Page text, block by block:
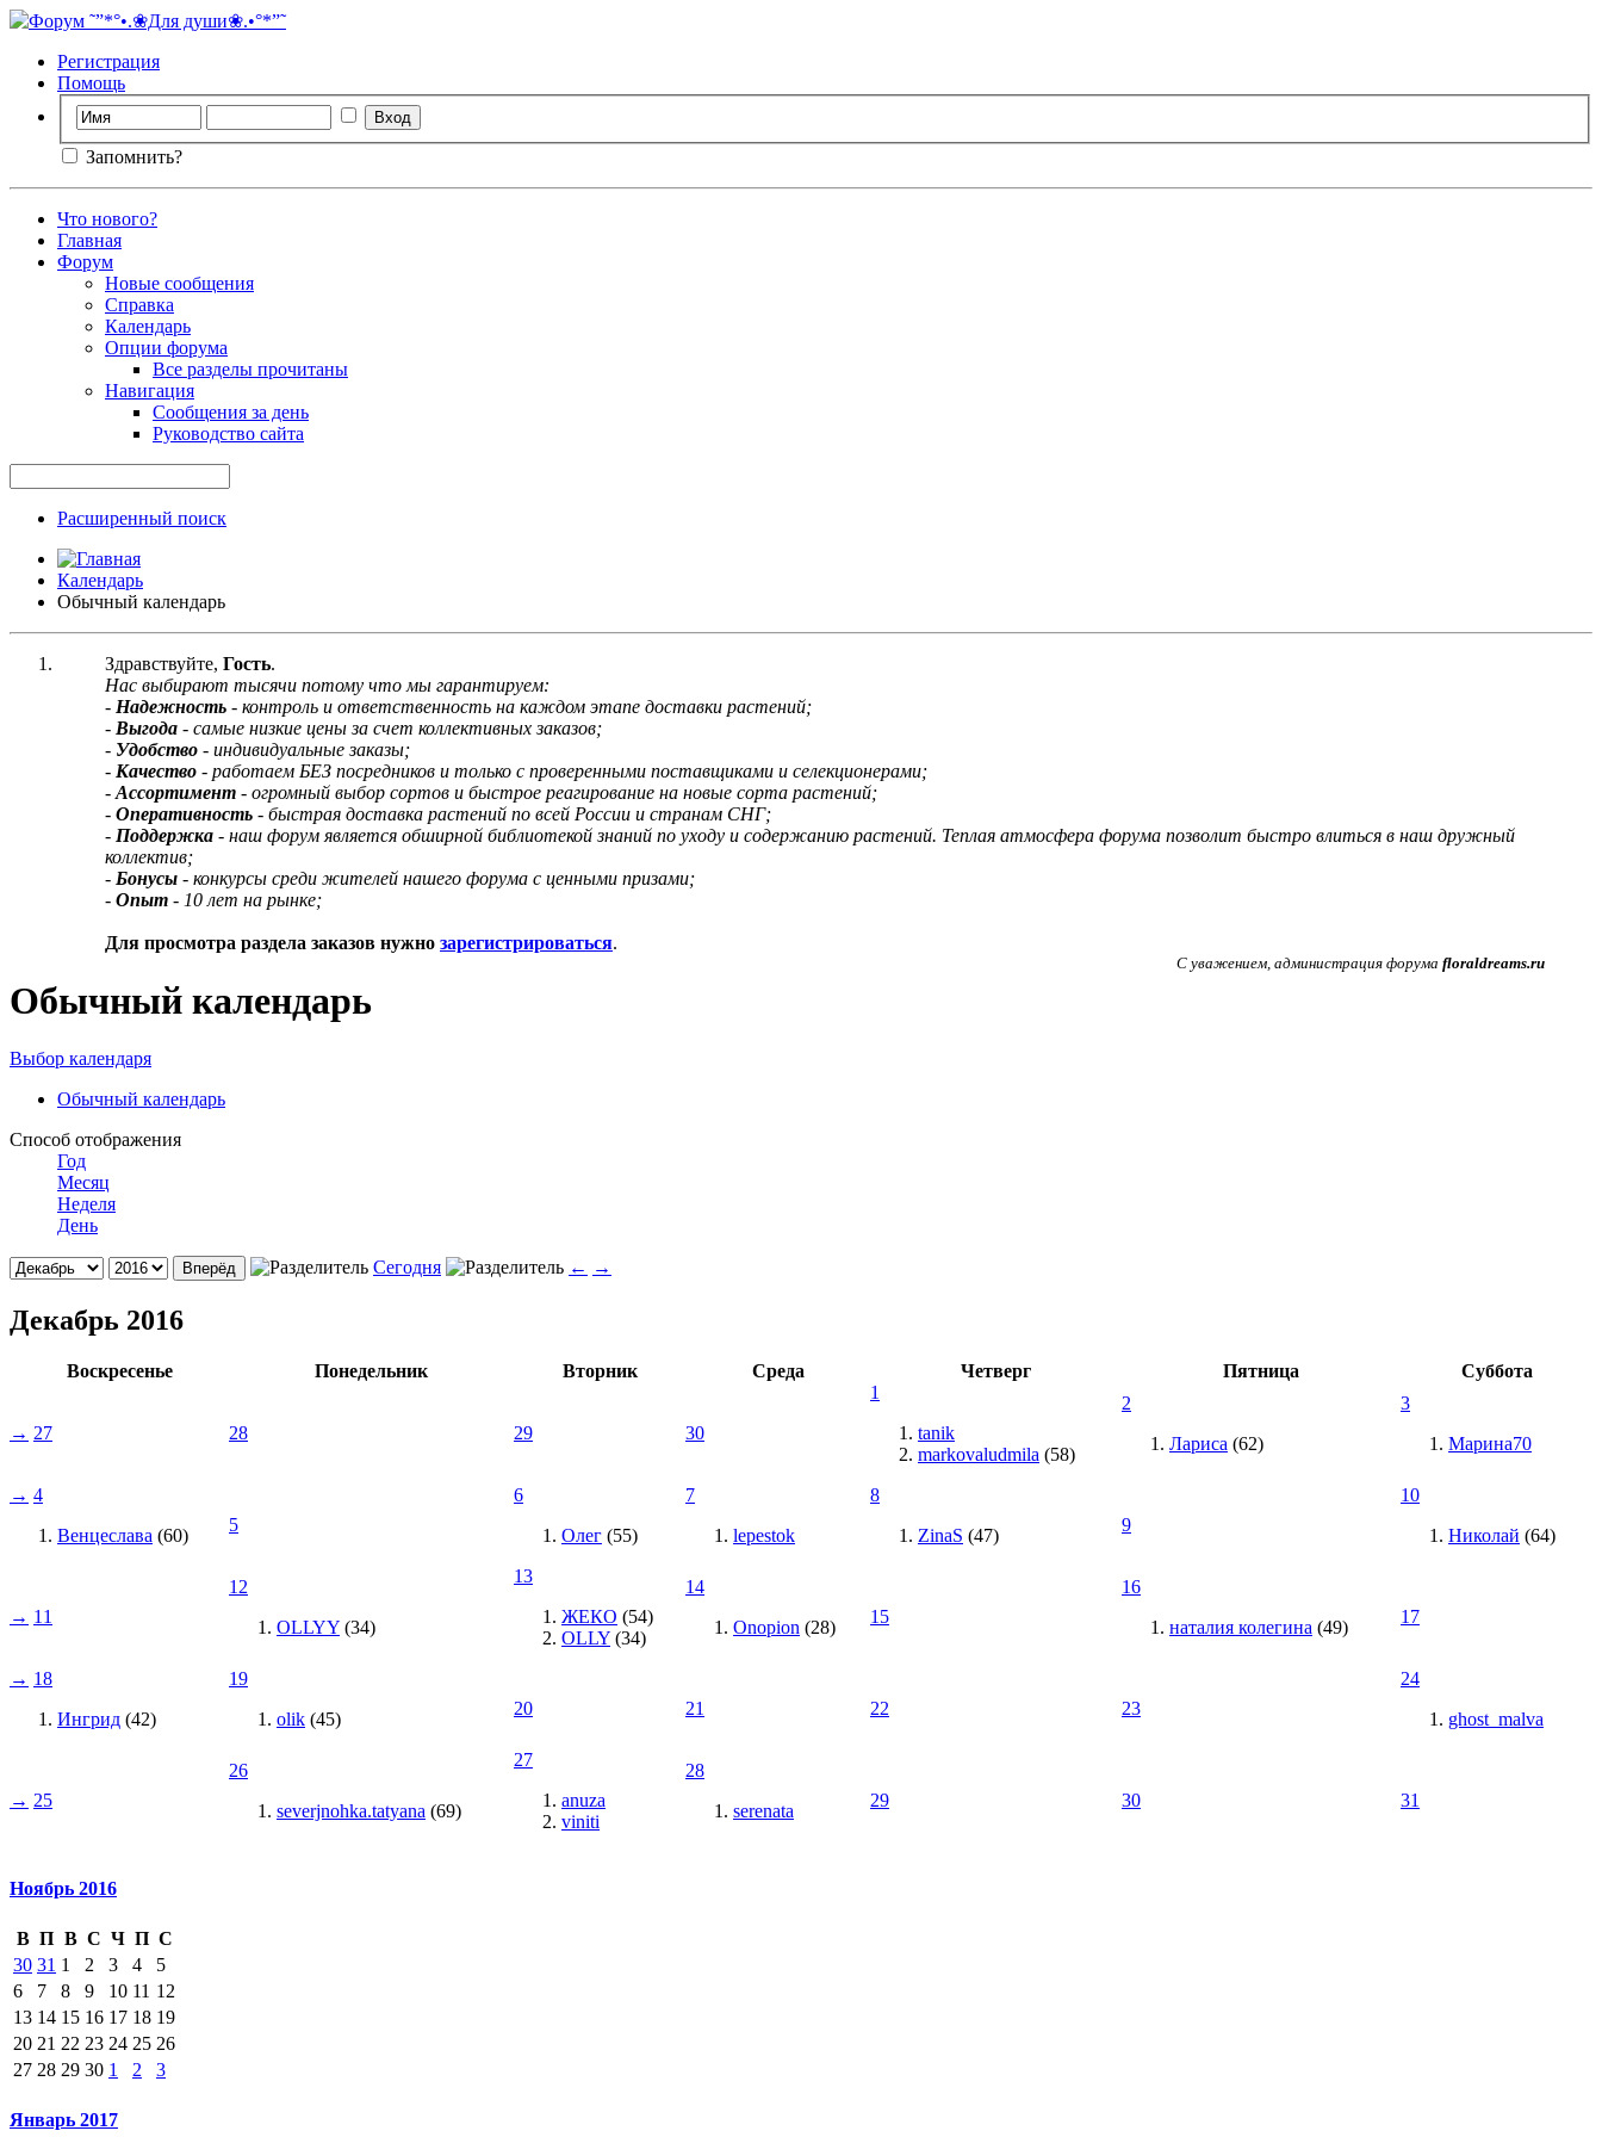
Регистрация
Помощь
Запомнить?
Что нового?
Главная
Форум
Новые сообщения
Справка
Календарь
Опции форума
Все разделы прочитаны
Навигация
Сообщения за день
Руководство сайта
Расширенный поиск
Календарь
Обычный календарь
Здравствуйте, Гость.
Нас выбирают тысячи потому что мы гарантируем:
- Надежность - контроль и ответственность на каждом этапе доставки растений;
- Выгода - самые низкие цены за счет коллективных заказов;
- Удобство - индивидуальные заказы;
- Качество - работаем БЕЗ посредников и только с проверенными поставщиками и селекционерами;
- Ассортимент - огромный выбор сортов и быстрое реагирование на новые сорта растений;
- Оперативность - быстрая доставка растений по всей России и странам СНГ;
- Поддержка - наш форум является обширной библиотекой знаний по уходу и содержанию растений. Теплая атмосфера форума позволит быстро влиться в наш дружный
коллектив;
- Бонусы - конкурсы среди жителей нашего форума с ценными призами;
- Опыт - 10 лет на рынке;
Для просмотра раздела заказов нужно зарегистрироваться.
С уважением, администрация форума floraldreams.ru
Обычный календарь
Выбор календаря
Обычный календарь
Способ отображения
Год
Месяц
Неделя
День
Сегодня ← →
Декабрь 2016
Воскресенье Понедельник Вторник Среда Четверг Пятница Суббота
→ 27 28 29 30
1
tanik
markovaludmila (58)
2
Лариса (62)
3
Марина70
→ 4
Венцеслава (60)
5
6
Олег (55)
7
lepestok
8
ZinaS (47)
9
10
Николай (64)
→ 11
12
OLLYY (34)
13
ЖЕКО (54)
OLLY (34)
14
Onopion (28)
15
16
наталия колегина (49)
17
→ 18
Ингрид (42)
19
olik (45)
20 21 22 23
24
ghost_malva
→ 25
26
severjnohka.tatyana (69)
27
anuza
viniti
28
serenata
29 30 31
Ноябрь 2016
В П В С Ч П С
30 31 1 2 3 4
5
6
7 8 9 10 11 12
13 14 15 16 17 18 19
20 21 22 23 24 25 26
27 28 29 30 1 2 3
Январь 2017